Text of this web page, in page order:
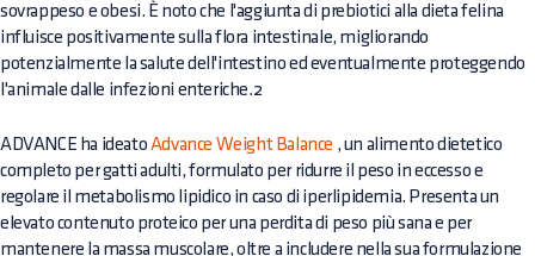
sovrappeso e obesi. È noto che l'aggiunta di prebiotici alla dieta felina
influisce positivamente sulla flora intestinale, migliorando
potenzialmente la salute dell'intestino ed eventualmente proteggendo
l'animale dalle infezioni enteriche.2
ADVANCE ha ideato Advance Weight Balance , un alimento dietetico
completo per gatti adulti, formulato per ridurre il peso in eccesso e
regolare il metabolismo lipidico in caso di iperlipidemia. Presenta un
elevato contenuto proteico per una perdita di peso più sana e per
mantenere la massa muscolare, oltre a includere nella sua formulazione